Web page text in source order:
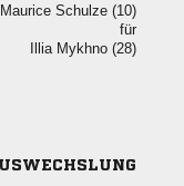
  
für
  